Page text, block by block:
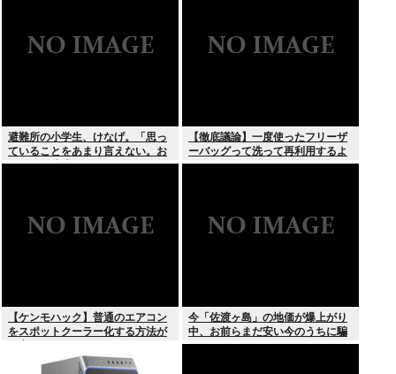
避難所の小学生、けなげ。「思っ
ていることをあまり言えない。お
母さんに迷惑かけるから」
【徹底議論】一度使ったフリーザ
ーバッグって洗って再利用するよ
な？
【ケンモハック】普通のエアコン
をスポットクーラー化する方法が
今「佐渡ヶ島」の地価が爆上がり
中、お前らまだ安い今のうちに騙
されたと思って買っとけ！